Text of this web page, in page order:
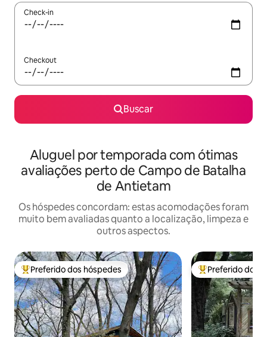
Check-in
Checkout
Buscar
Aluguel por temporada com ótimas
avaliações perto de Campo de Batalha
de Antietam
Os hóspedes concordam: estas acomodações foram
muito bem avaliadas quanto a localização, limpeza e
outros aspectos.
Entre os melhores preferidos dos hóspedes
Preferido dos hóspedes Entre os
Preferido dos